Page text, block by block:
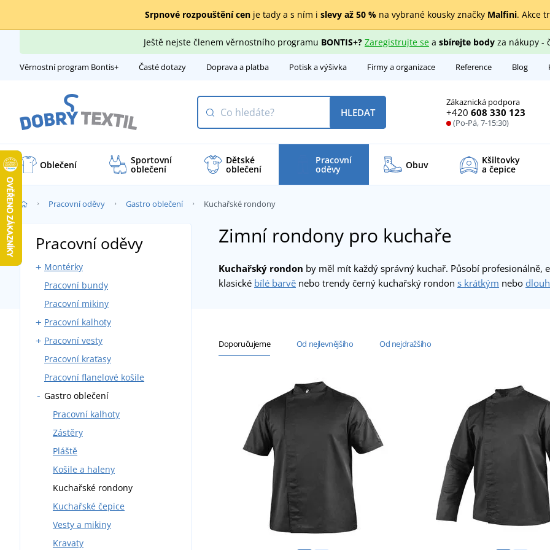
Srpnové rozpouštění cenje tady a s ním i slevy až 50 %na vybrané kousky značky Malfini. Akce
Ještě nejste členem věrnostního programu BONTIS+? Zaregistrujte sea sbírejte bodyza nákupy -
Věrnostní program Bontis+ Časté dotazy Doprava a platba Potisk a výšivka Firmy a organizace Reference Blog
Zákaznická podpora
+420 608 330 123
(Po-Pá, 7-15:30)
HLEDAT
Oblečení Sportovní
oblečení
Dětské
oblečení
Pracovní
oděvy Obuv Kšiltovky
a čepice
Pracovní oděvy Gastro oblečení Kuchařské rondony
Zimní rondony pro kuchaře
Kuchařský rondon by měl mít každý správný kuchař. Působí profesionálně,
klasické bílé barvě nebo trendy černý kuchařský rondon s krátkým nebo
Pracovní oděvy
Montérky
Montérky s laclem
Montérky do pasu
Blůzy
Montérkové komplety
Pracovní kombinézy
Zateplené montérky
Pracovní bundy
Pracovní mikiny
Pracovní kalhoty
Kalhoty do pasu
Kalhoty s laclem
Pracovní vesty
S kapsami
Zateplené
Pracovní kraťasy
Pracovní flanelové košile
Gastro oblečení
Pracovní kalhoty
Zástěry
Pláště
Košile a haleny
Kuchařské rondony
Kuchařské čepice
Vesty a mikiny
Kravaty
Doporučujeme Od nejlevnějšího Od nejdražšího